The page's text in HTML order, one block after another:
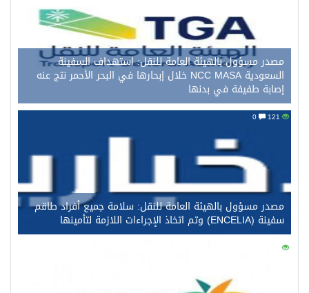
مصدر مسؤول بالهيئة العامة للنقل: استهداف السفينة
السعودية NCC MASA خلال إبحارها في البحر الأحمر نتج عنه
إصابة طفيفة في بدنها
مصدر مسؤول بالهيئة العامة للنقل: سلامة جميع أفراد طاقم
سفينة (ENCELIA) وتم اتخاذ الإجراءات اللازمة لتأمينها
108